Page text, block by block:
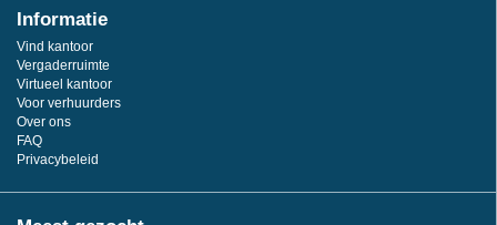
Informatie
Vind kantoor
Vergaderruimte
Virtueel kantoor
Voor verhuurders
Over ons
FAQ
Privacybeleid